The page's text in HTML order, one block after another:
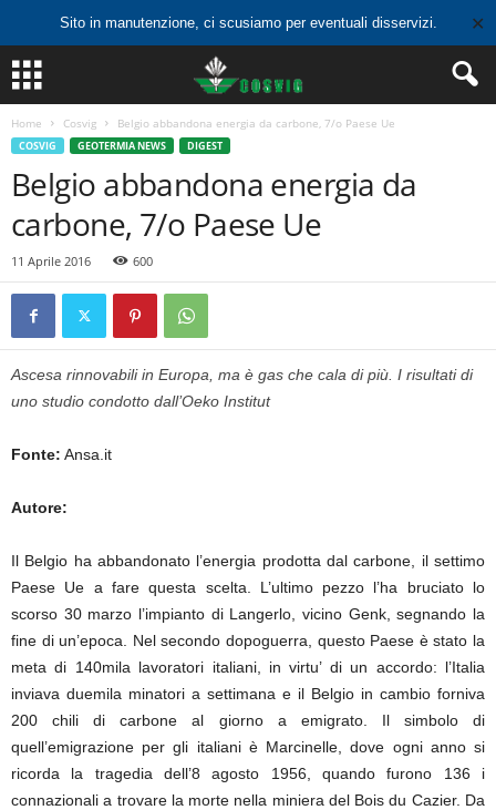
Sito in manutenzione, ci scusiamo per eventuali disservizi. ✕
Home Cosvig Belgio abbandona energia da carbone, 7/o Paese Ue
COSVIG GEOTERMIA NEWS DIGEST
Belgio abbandona energia da
carbone, 7/o Paese Ue
11 Aprile 2016 600
Ascesa rinnovabili in Europa, ma è gas che cala di più. I risultati di
uno studio condotto dall’Oeko Institut
Fonte: Ansa.it
Autore:
Il Belgio ha abbandonato l’energia prodotta dal carbone, il settimo
Paese Ue a fare questa scelta. L’ultimo pezzo l’ha bruciato lo
scorso 30 marzo l’impianto di Langerlo, vicino Genk, segnando la
fine di un’epoca. Nel secondo dopoguerra, questo Paese è stato la
meta di 140mila lavoratori italiani, in virtu’ di un accordo: l’Italia
inviava duemila minatori a settimana e il Belgio in cambio forniva
200 chili di carbone al giorno a emigrato. Il simbolo di
quell’emigrazione per gli italiani è Marcinelle, dove ogni anno si
ricorda la tragedia dell’8 agosto 1956, quando furono 136 i
connazionali a trovare la morte nella miniera del Bois du Cazier. Da